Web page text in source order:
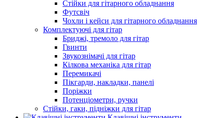
Стійки для гітарного обладнання
Футсвіч
Чохли і кейси для гітарного обладнання
Комплектуючі для гітар
Бриджі, тремоло для гітар
Гвинти
Звукознімачі для гітар
Кілкова механіка для гітар
Перемикачі
Пікгарди, накладки, панелі
Поріжки
Потенціометри, ручки
Стійки, гаки, підніжки для гітар